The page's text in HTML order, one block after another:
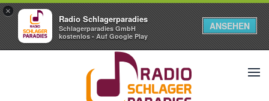
×
Radio Schlagerparadies
Schlagerparadies GmbH
kostenlos - Auf Google Play
ANSEHEN